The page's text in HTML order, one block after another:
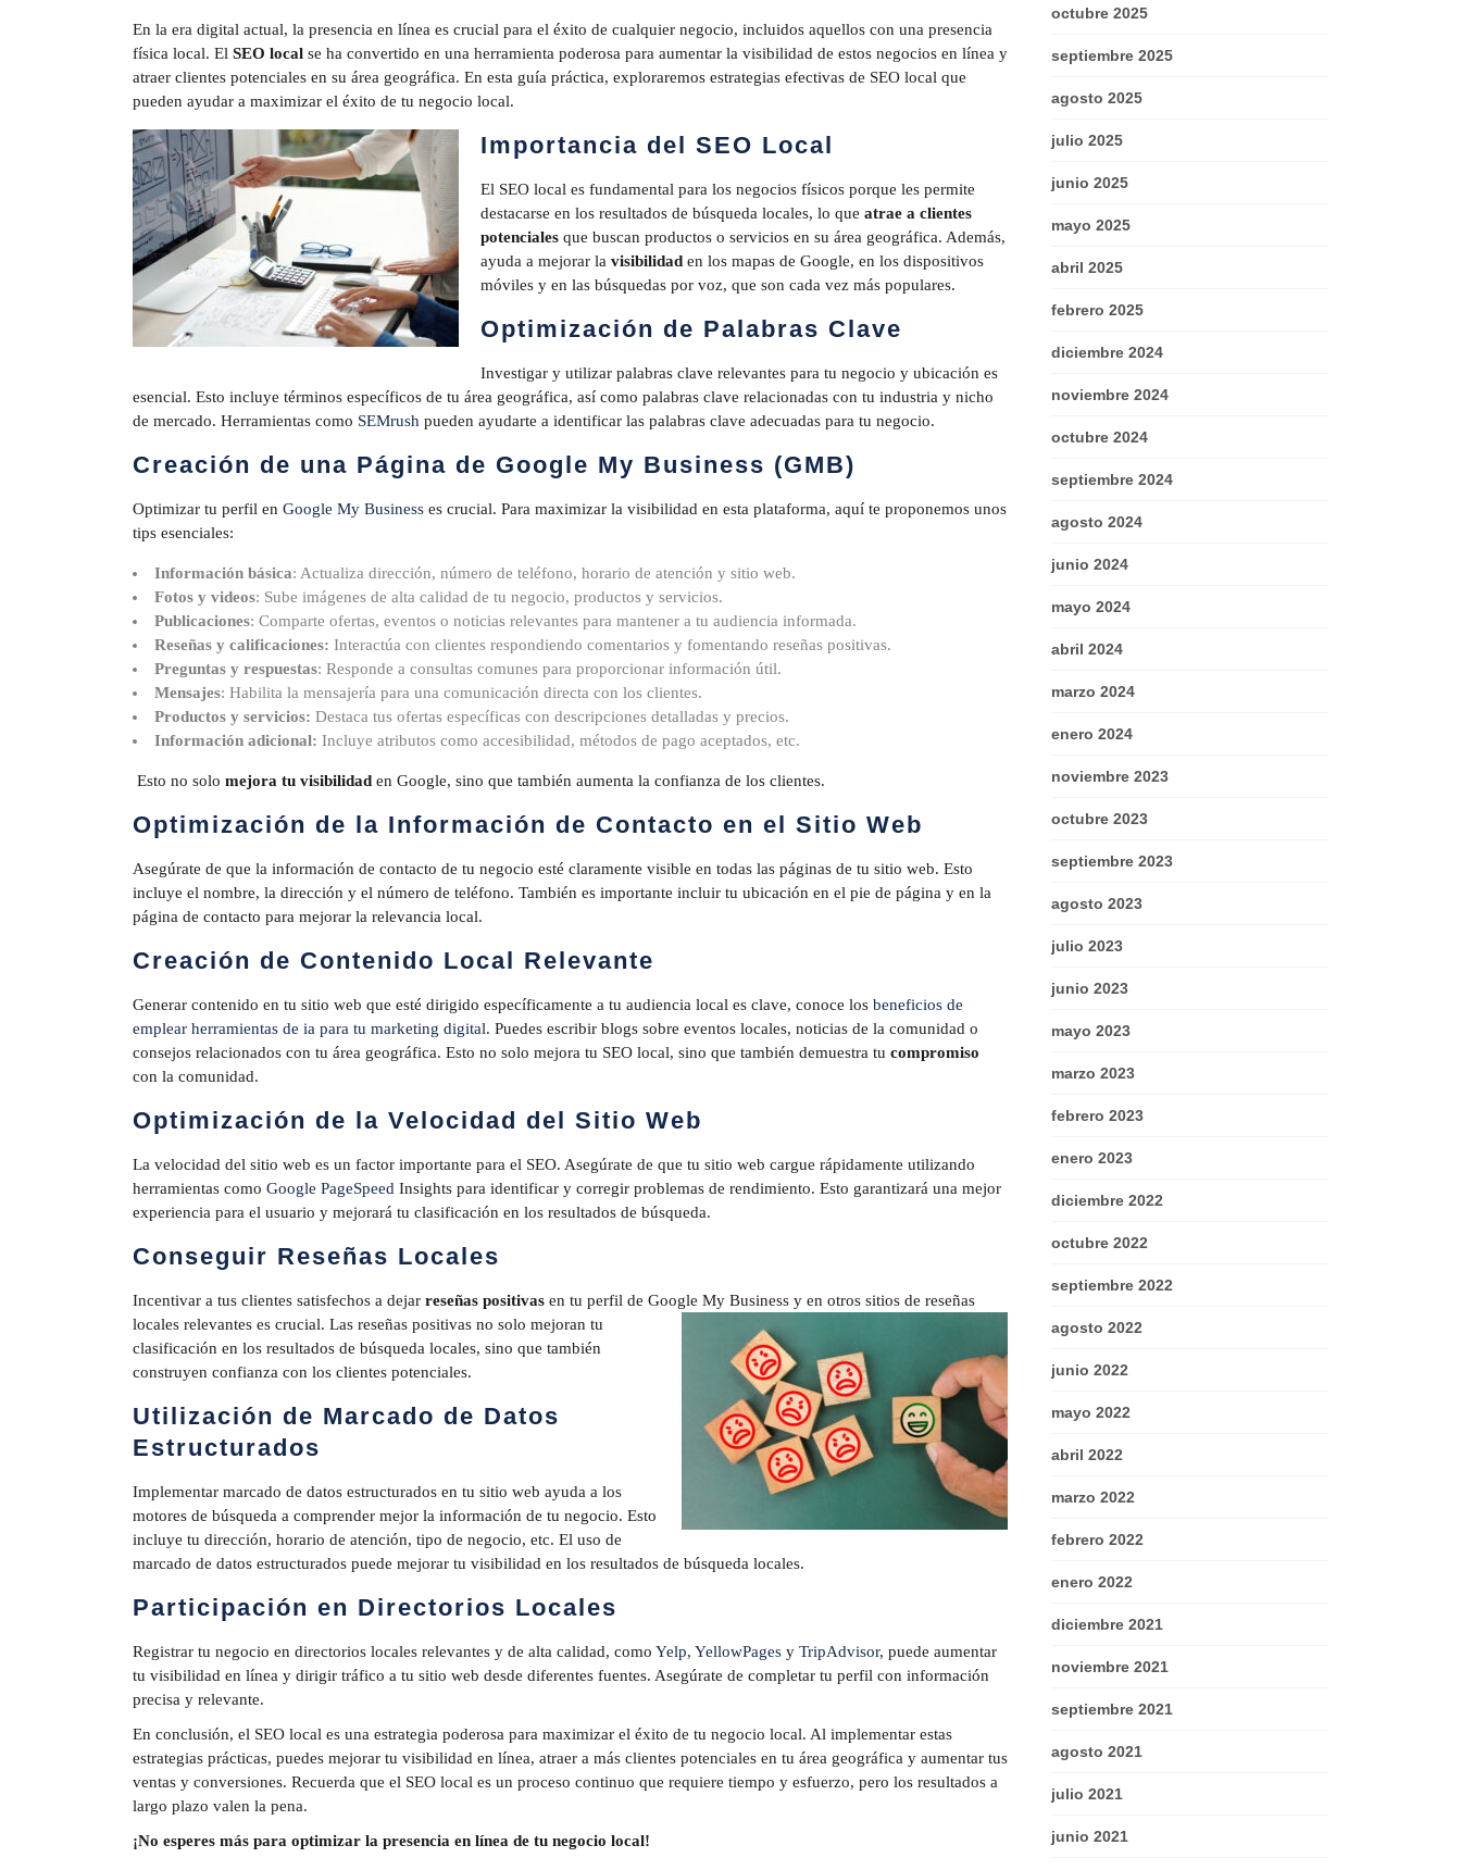
En la era digital actual, la presencia en línea es crucial para el éxito de cualquier negocio, incluidos aquellos con una presencia
física local. El SEO local se ha convertido en una herramienta poderosa para aumentar la visibilidad de estos negocios en línea y
atraer clientes potenciales en su área geográfica. En esta guía práctica, exploraremos estrategias efectivas de SEO local que
pueden ayudar a maximizar el éxito de tu negocio local.
Importancia del SEO Local
El SEO local es fundamental para los negocios físicos porque les permite
destacarse en los resultados de búsqueda locales, lo que atrae a clientes
potenciales que buscan productos o servicios en su área geográfica. Además,
ayuda a mejorar la visibilidad en los mapas de Google, en los dispositivos
móviles y en las búsquedas por voz, que son cada vez más populares.
Optimización de Palabras Clave
Investigar y utilizar palabras clave relevantes para tu negocio y ubicación es
esencial. Esto incluye términos específicos de tu área geográfica, así como palabras clave relacionadas con tu industria y nicho
de mercado. Herramientas como SEMrush pueden ayudarte a identificar las palabras clave adecuadas para tu negocio.
Creación de una Página de Google My Business (GMB)
Optimizar tu perfil en Google My Business es crucial. Para maximizar la visibilidad en esta plataforma, aquí te proponemos unos
tips esenciales:
Información básica: Actualiza dirección, número de teléfono, horario de atención y sitio web.
Fotos y videos: Sube imágenes de alta calidad de tu negocio, productos y servicios.
Publicaciones: Comparte ofertas, eventos o noticias relevantes para mantener a tu audiencia informada.
Reseñas y calificaciones: Interactúa con clientes respondiendo comentarios y fomentando reseñas positivas.
Preguntas y respuestas: Responde a consultas comunes para proporcionar información útil.
Mensajes: Habilita la mensajería para una comunicación directa con los clientes.
Productos y servicios: Destaca tus ofertas específicas con descripciones detalladas y precios.
Información adicional: Incluye atributos como accesibilidad, métodos de pago aceptados, etc.
Esto no solo mejora tu visibilidad en Google, sino que también aumenta la confianza de los clientes.
Optimización de la Información de Contacto en el Sitio Web
Asegúrate de que la información de contacto de tu negocio esté claramente visible en todas las páginas de tu sitio web. Esto
incluye el nombre, la dirección y el número de teléfono. También es importante incluir tu ubicación en el pie de página y en la
página de contacto para mejorar la relevancia local.
Creación de Contenido Local Relevante
Generar contenido en tu sitio web que esté dirigido específicamente a tu audiencia local es clave, conoce los beneficios de
emplear herramientas de ia para tu marketing digital. Puedes escribir blogs sobre eventos locales, noticias de la comunidad o
consejos relacionados con tu área geográfica. Esto no solo mejora tu SEO local, sino que también demuestra tu compromiso
con la comunidad.
Optimización de la Velocidad del Sitio Web
La velocidad del sitio web es un factor importante para el SEO. Asegúrate de que tu sitio web cargue rápidamente utilizando
herramientas como Google PageSpeed Insights para identificar y corregir problemas de rendimiento. Esto garantizará una mejor
experiencia para el usuario y mejorará tu clasificación en los resultados de búsqueda.
Conseguir Reseñas Locales
Incentivar a tus clientes satisfechos a dejar reseñas positivas en tu perfil de Google My Business y en otros sitios de reseñas
locales relevantes es crucial. Las reseñas positivas no solo mejoran tu
clasificación en los resultados de búsqueda locales, sino que también
construyen confianza con los clientes potenciales.
Utilización de Marcado de Datos
Estructurados
Implementar marcado de datos estructurados en tu sitio web ayuda a los
motores de búsqueda a comprender mejor la información de tu negocio. Esto
incluye tu dirección, horario de atención, tipo de negocio, etc. El uso de
marcado de datos estructurados puede mejorar tu visibilidad en los resultados de búsqueda locales.
Participación en Directorios Locales
Registrar tu negocio en directorios locales relevantes y de alta calidad, como Yelp, YellowPages y TripAdvisor, puede aumentar
tu visibilidad en línea y dirigir tráfico a tu sitio web desde diferentes fuentes. Asegúrate de completar tu perfil con información
precisa y relevante.
En conclusión, el SEO local es una estrategia poderosa para maximizar el éxito de tu negocio local. Al implementar estas
estrategias prácticas, puedes mejorar tu visibilidad en línea, atraer a más clientes potenciales en tu área geográfica y aumentar tus
ventas y conversiones. Recuerda que el SEO local es un proceso continuo que requiere tiempo y esfuerzo, pero los resultados a
largo plazo valen la pena.
¡No esperes más para optimizar la presencia en línea de tu negocio local!
octubre 2025
septiembre 2025
agosto 2025
julio 2025
junio 2025
mayo 2025
abril 2025
febrero 2025
diciembre 2024
noviembre 2024
octubre 2024
septiembre 2024
agosto 2024
junio 2024
mayo 2024
abril 2024
marzo 2024
enero 2024
noviembre 2023
octubre 2023
septiembre 2023
agosto 2023
julio 2023
junio 2023
mayo 2023
marzo 2023
febrero 2023
enero 2023
diciembre 2022
octubre 2022
septiembre 2022
agosto 2022
junio 2022
mayo 2022
abril 2022
marzo 2022
febrero 2022
enero 2022
diciembre 2021
noviembre 2021
septiembre 2021
agosto 2021
julio 2021
junio 2021